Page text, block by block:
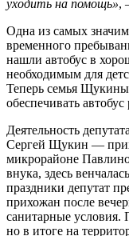
уходить на помощь»,
Одна из самых
временного
нашли автобус в
необходимым для
Теперь семья
обеспечивать
Деятельность
Сергей Щукин —
микрорайоне
внука, здесь
праздники депутат
прихожан после
санитарные условия.
но в итоге на